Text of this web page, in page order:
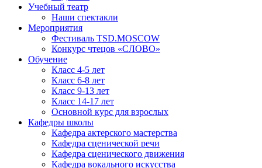
Учебный театр
Наши спектакли
Мероприятия
Фестиваль TSD.MOSCOW
Конкурс чтецов «СЛОВО»
Обучение
Класс 4-5 лет
Класс 6-8 лет
Класс 9-13 лет
Класс 14-17 лет
Основной курс для взрослых
Кафедры школы
Кафедра актерского мастерства
Кафедра сценической речи
Кафедра сценического движения
Кафедра вокального искусства